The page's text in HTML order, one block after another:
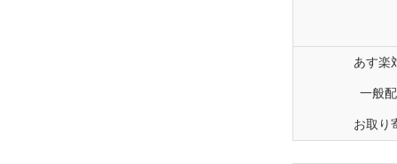
あす楽
一般
お取り